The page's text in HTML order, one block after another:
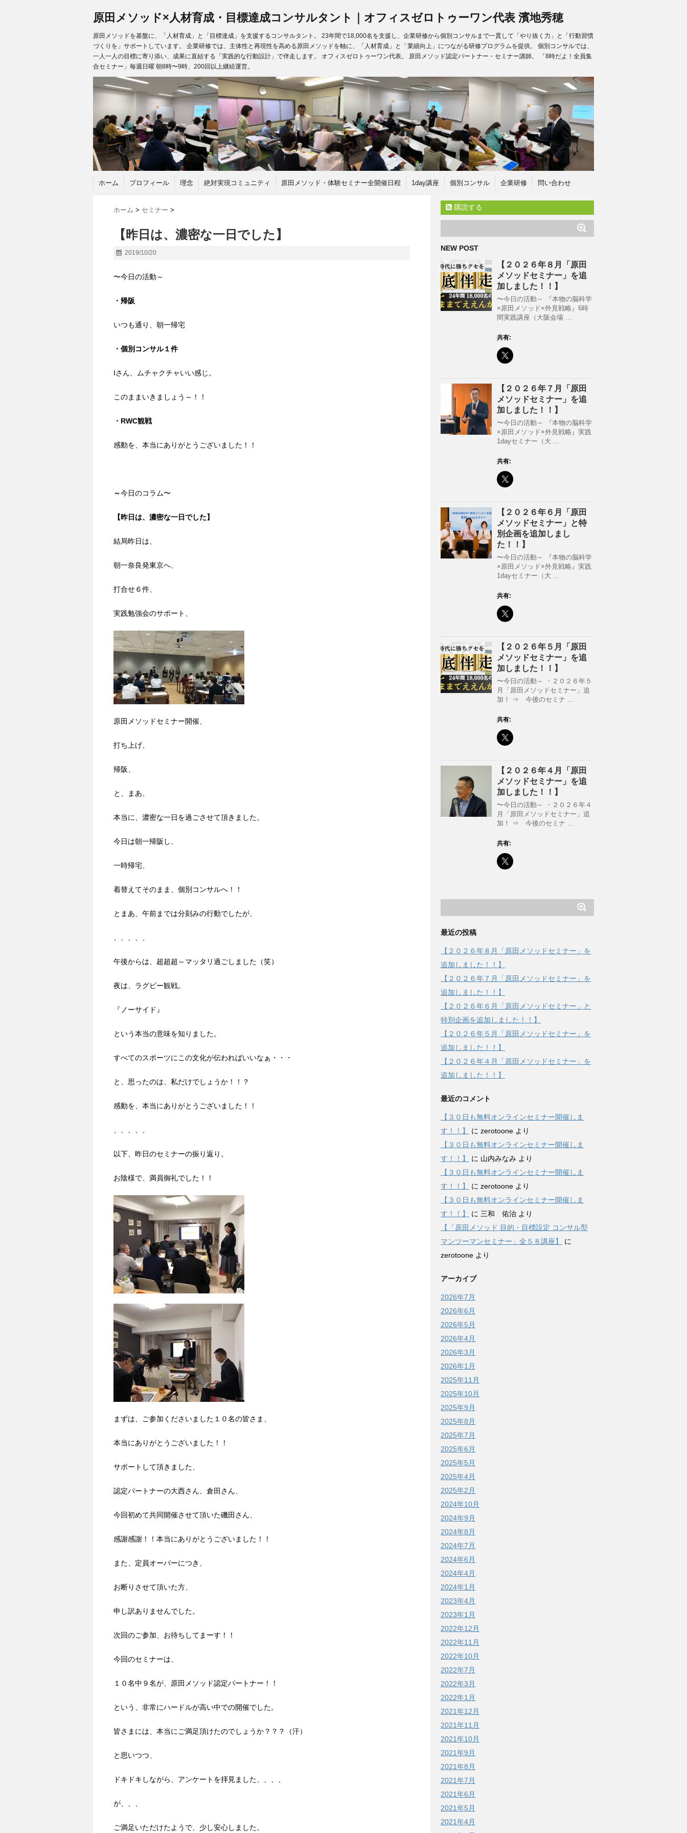
原田メソッド×人材育成・目標達成コンサルタント｜オフィスゼロトゥーワン代表 濱地秀穂
原田メソッドを基盤に、「人材育成」と「目標達成」を支援するコンサルタント。 23年間で18,000名を支援し、企業研修から個別コンサルまで一貫して「やり抜く力」と「行動習慣
づくりを」サポートしています。 企業研修では、主体性と再現性を高める原田メソッドを軸に、「人材育成」と「業績向上」につながる研修プログラムを提供。 個別コンサルでは、
一人一人の目標に寄り添い、成果に直結する「実践的な行動設計」で伴走します。 オフィスゼロトゥーワン代表。 原田メソッド認定パートナー・セミナー講師。 「8時だよ！全員集
合セミナー」毎週日曜 朝8時〜9時、200回以上継続運営。
ホーム プロフィール 理念 絶対実現コミュニティ 原田メソッド・体験セミナー全開催日程 1day講座 個別コンサル 企業研修 問い合わせ
ホーム > セミナー >
【昨日は、濃密な一日でした】
2019/10/20
〜今日の活動～
・帰阪
いつも通り、朝一帰宅
・個別コンサル１件
Iさん、ムチャクチャいい感じ。
このままいきましょう～！！
・RWC観戦
感動を、本当にありがとうございました！！
～今日のコラム〜
【昨日は、濃密な一日でした】
結局昨日は、
朝一奈良発東京へ、
打合せ６件、
実践勉強会のサポート、
原田メソッドセミナー開催、
打ち上げ、
帰阪、
と、まあ、
本当に、濃密な一日を過ごさせて頂きました。
今日は朝一帰阪し、
一時帰宅、
着替えてそのまま、個別コンサルへ！！
とまあ、午前までは分刻みの行動でしたが、
午後からは、超超超～マッタリ過ごしました（笑）
夜は、ラグビー観戦。
『ノーサイド』
という本当の意味を知りました。
すべてのスポーツにこの文化が伝わればいいなぁ・・・
と、思ったのは、私だけでしょうか！！？
感動を、本当にありがとうございました！！
以下、昨日のセミナーの振り返り。
お陰様で、満員御礼でした！！
まずは、ご参加くださいました１０名の皆さま、
本当にありがとうございました！！
サポートして頂きました、
認定パートナーの大西さん、倉田さん、
今回初めて共同開催させて頂いた磯田さん、
感謝感謝！！本当にありがとうございました！！
また、定員オーバーにつき、
お断りさせて頂いた方、
申し訳ありませんでした。
次回のご参加、お待ちしてまーす！！
今回のセミナーは、
１０名中９名が、原田メソッド認定パートナー！！
という、非常にハードルが高い中での開催でした。
皆さまには、本当にご満足頂けたのでしょうか？？？（汗）
と思いつつ、
ドキドキしながら、アンケートを拝見ました、、、、
が、、、
ご満足いただけたようで、少し安心しました。
購読する
NEW POST
【２０２６年８月「原田
メソッドセミナー」を追
加しました！！】
〜今日の活動～ 『本物の脳科学
×原田メソッド×外見戦略』6時
間実践講座（大阪会場 …
共有:
【２０２６年７月「原田
メソッドセミナー」を追
加しました！！】
〜今日の活動～ 『本物の脳科学
×原田メソッド×外見戦略』実践
1dayセミナー（大 …
共有:
【２０２６年６月「原田
メソッドセミナー」と特
別企画を追加しまし
た！！】
〜今日の活動～ 『本物の脳科学
×原田メソッド×外見戦略』実践
1dayセミナー（大 …
共有:
【２０２６年５月「原田
メソッドセミナー」を追
加しました！！】
〜今日の活動～ ・２０２６年５
月「原田メソッドセミナー」追
加！ ⇒ 今後のセミナ …
共有:
【２０２６年４月「原田
メソッドセミナー」を追
加しました！！】
〜今日の活動～ ・２０２６年４
月「原田メソッドセミナー」追
加！ ⇒ 今後のセミナ …
共有:
最近の投稿
【２０２６年８月「原田メソッドセミナー」を
追加しました！！】
【２０２６年７月「原田メソッドセミナー」を
追加しました！！】
【２０２６年６月「原田メソッドセミナー」と
特別企画を追加しました！！】
【２０２６年５月「原田メソッドセミナー」を
追加しました！！】
【２０２６年４月「原田メソッドセミナー」を
追加しました！！】
最近のコメント
【３０日も無料オンラインセミナー開催しま
す！！】
に zerotoone より
【３０日も無料オンラインセミナー開催しま
す！！】
に 山内みなみ より
【３０日も無料オンラインセミナー開催しま
す！！】
に zerotoone より
【３０日も無料オンラインセミナー開催しま
す！！】
に 三和 佑治 より
【「原田メソッド 目的・目標設定 コンサル型
マンツーマンセミナー」全５８講座】
に
zerotoone より
アーカイブ
2026年7月
2026年6月
2026年5月
2026年4月
2026年3月
2026年1月
2025年11月
2025年10月
2025年9月
2025年8月
2025年7月
2025年6月
2025年5月
2025年4月
2025年2月
2024年10月
2024年9月
2024年8月
2024年7月
2024年6月
2024年4月
2024年1月
2023年4月
2023年1月
2022年12月
2022年11月
2022年10月
2022年7月
2022年3月
2022年1月
2021年12月
2021年11月
2021年10月
2021年9月
2021年8月
2021年7月
2021年6月
2021年5月
2021年4月